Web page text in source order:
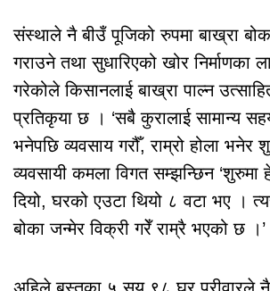
संस्थाले नै बीउँ पूजिको रुपमा बाख्रा
गराउने तथा सुधारिएको खोर निर्माणका
गरेकोले किसानलाई बाख्रा पाल्न
प्रतिकृया छ । ‘सबै कुरालाई सामान्य
भनेपछि व्यवसाय गरौँ, राम्रो होला
व्यवसायी कमला विगत सम्झन्छिन
दियो, घरको एउटा थियो ८ वटा भए ।
बोका जन्मेर विक्री गरेँ राम्रै भएको छ ।’